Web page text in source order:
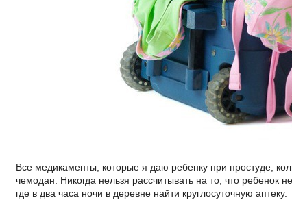
Все медикаменты, которые я даю ребенку при простуде,
чемодан. Никогда нельзя рассчитывать на то, что ребенок
где в два часа ночи в деревне найти круглосуточную аптеку.